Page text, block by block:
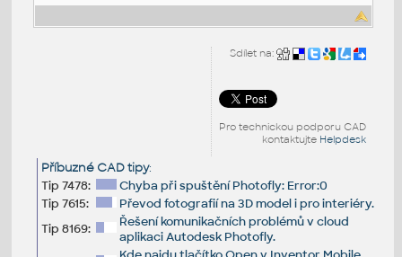
Sdílet na:
Pro technickou podporu CAD
kontaktujte Helpdesk
Příbuzné CAD tipy:
Tip 7478:
Chyba při spuštění Photofly: Error:0
Tip 7615:
Převod fotografií na 3D model i pro interiéry.
Tip 8169:
Řešení komunikačních problémů v cloud
aplikaci Autodesk Photofly.